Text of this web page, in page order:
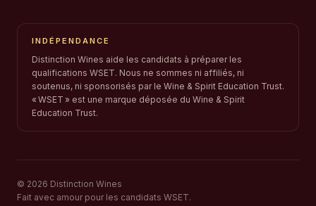
INDÉPENDANCE
Distinction Wines aide les candidats à préparer les
qualifications WSET. Nous ne sommes ni affiliés, ni
soutenus, ni sponsorisés par le Wine & Spirit Education Trust.
« WSET » est une marque déposée du Wine & Spirit
Education Trust.
© 2026 Distinction Wines
Fait avec amour pour les candidats WSET.